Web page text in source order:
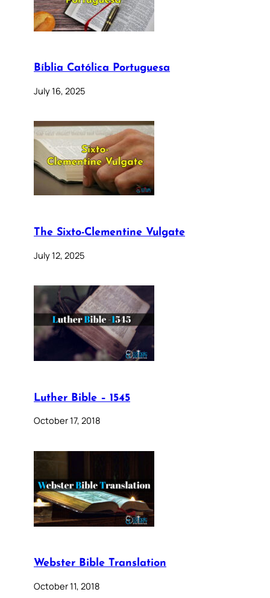
Bíblia Católica Portuguesa
July 16, 2025
The Sixto-Clementine Vulgate
July 12, 2025
Luther Bible – 1545
October 17, 2018
Webster Bible Translation
October 11, 2018